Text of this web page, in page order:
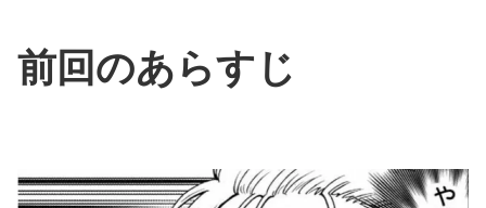
前回のあらすじ